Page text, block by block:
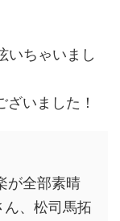
いちゃいまし
いました！
が全部素晴
ん、松司馬拓